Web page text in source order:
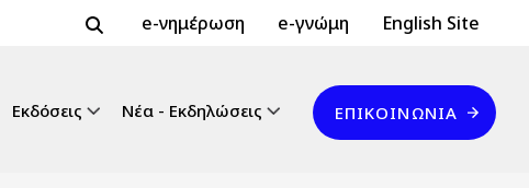
Header Top 2
e-νημέρωση e-γνώμη Header Top
English Site
Εκδόσεις Νέα - Εκδηλώσεις
Επικοινωνία
ΕΠΙΚΟΙΝΩΝΊΑ